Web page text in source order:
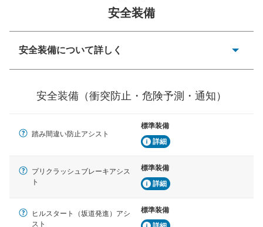
安全装備
安全装備について詳しく
ーキアシスト、ABSなどが装備されています。
見えにくい場所に潜む危険を予測・通知するためのシス
テムなどが装備されています。
車線のはみだしやふらつきを防止するためにレーンキー
プアシストなどが装備されています
車間距離制御
安全な車間距離を保ちながら前車を追従するアダプティ
安全装備（衝突防止・危険予測・通知）
踏み間違い防止アシスト
標準装備
詳細
プリクラッシュブレーキアシス
ト
標準装備
詳細
ヒルスタート（坂道発進）アシ
スト
標準装備